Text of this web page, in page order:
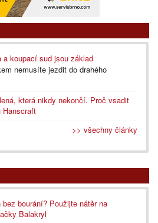
a koupací sud jsou základ
nemusíte jezdit do drahého
která nikdy nekončí. Proč vsadit
Hanscraft
>> všechny články
bourání? Použijte nátěr na
Balakryl